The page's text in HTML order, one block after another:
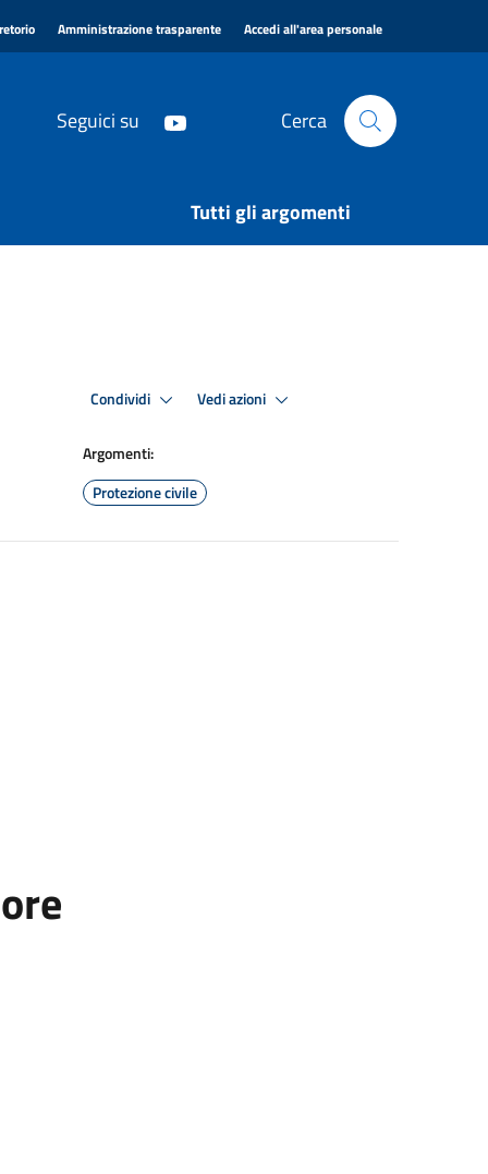
Amministrazione trasparente Accedi all'area personale
Seguici su Cerca
Tutti gli argomenti
Condividi Vedi azioni
Argomenti:
Protezione civile